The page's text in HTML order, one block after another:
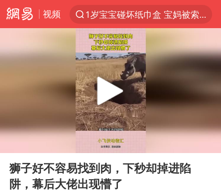
视频
1岁宝宝碰坏纸巾盒 宝妈被索赔924元
Meta被判支付5.67亿美元
47岁妈妈突然产女 26岁女儿：很震惊
阿根廷足协发文力挺因凡蒂诺
中国稀土盘中涨停
A股开盘：民爆、CPO等概念走强
21楼高空抛物嫌疑人被拘留
Play
狮子好不容易找到肉，下秒却掉进陷
阱，幕后大佬出现懵了